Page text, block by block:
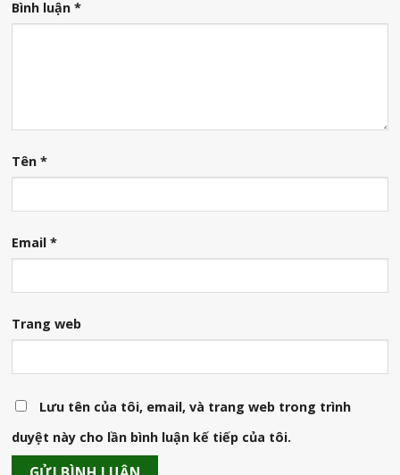
Bình luận *
Tên *
Email *
Trang web
Lưu tên của tôi, email, và trang web trong trình
duyệt này cho lần bình luận kế tiếp của tôi.